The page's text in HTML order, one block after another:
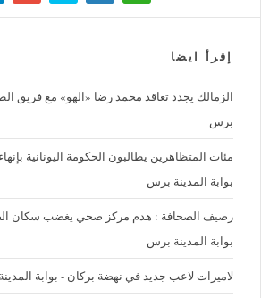
إقرأ ايضا
الزمالك يجدد تعاقد محمد رضا «الهو» مع فريق
برس
مئات المتظاهرين يطالبون الحكومة اليونانية
بوابة المدينة برس
رصيف الصحافة : هدم مركز صحي يغضب سكان
بوابة المدينة برس
لاميرات لاعب جديد في نهضة بركان - بوابة